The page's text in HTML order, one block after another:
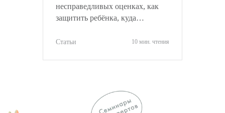
несправедливых оценках, как
защитить ребёнка, куда
оценить ситуацию.
Статьи 10 мин. чтения